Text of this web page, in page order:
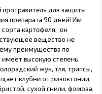
для защиты
препарата 90 дней! Им
картофеля, он
вещество не
ему преимущества по
высокую степень
жук, тля, трипсы,
клубни от ризоктонии,
сухой гнили, фомоза.